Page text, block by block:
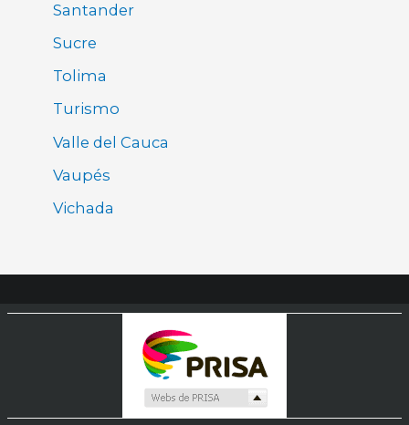
Santander
Sucre
Tolima
Turismo
Valle del Cauca
Vaupés
Vichada